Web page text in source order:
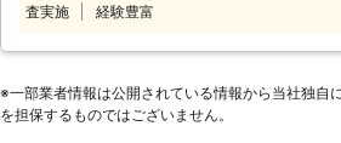
ービスをお届
査実施
経験豊富
※⼀部業者情報は公開されている情報から当社独⾃
を担保するものではございません。